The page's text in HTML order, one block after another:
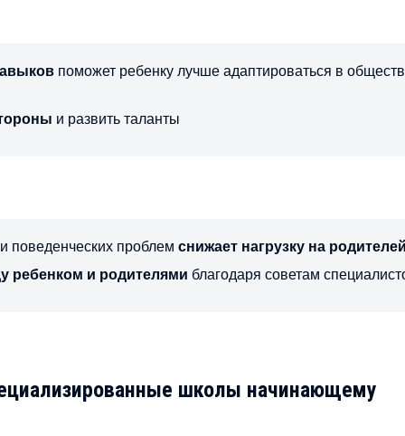
поможет ребенку лучше адаптироваться в
и развить таланты
проблем снижает нагрузку на родителей
ребенком и родителями благодаря советам
школы начинающему